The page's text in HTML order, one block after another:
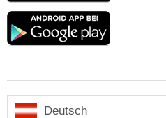
Google
Deutsch